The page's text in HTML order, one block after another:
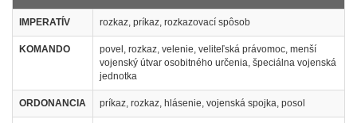
IMPERATÍV rozkaz, príkaz, rozkazovací spôsob
KOMANDO
povel, rozkaz, velenie, veliteľská právomoc, menší
vojenský útvar osobitného určenia, špeciálna vojenská
jednotka
ORDONANCIA príkaz, rozkaz, hlásenie, vojenská spojka, posol